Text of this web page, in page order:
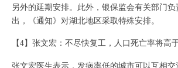
另外的延期安排。此外，银保监会有关部门
出，《通知》对湖北地区采取特殊安排。
【4】张文宏：不尽快复工，人口死亡率将高
张文宏医生表示，发病率低的城市可以互相交